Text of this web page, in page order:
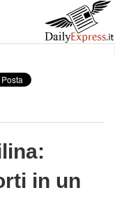
in un